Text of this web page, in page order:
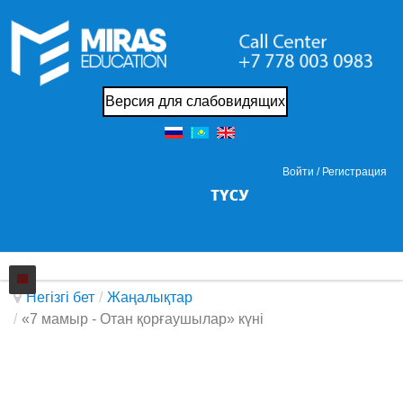
Версия для слабовидящих
Войти / Регистрация
Колледжi
Негізгі бет / Жаңалықтар
/ «7 мамыр - Отан қорғаушылар» күні